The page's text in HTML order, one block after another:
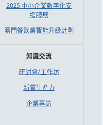
2025 中小企業數字化支
援服務
澳門餐飲業智能升級計劃
知識交流
研討會/工作坊
新質生產力
企業專訪